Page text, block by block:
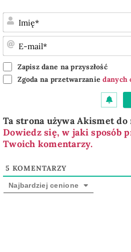
Zapisz dane na przyszłość
Zgoda na przetwarzaniedanych
Ta strona używa Akismet
Dowiedz się, w jaki sposób
Twoich komentarzy.
5 KOMENTARZY
Najbardziej cenione